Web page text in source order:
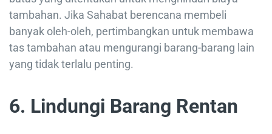
tambahan. Jika Sahabat berencana membeli
banyak oleh-oleh, pertimbangkan untuk membawa
tas tambahan atau mengurangi barang-barang lain
yang tidak terlalu penting.
6. Lindungi Barang Rentan